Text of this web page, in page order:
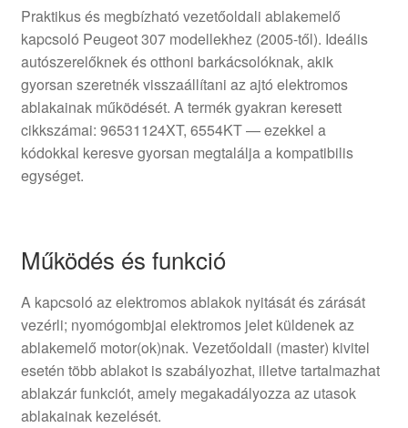
Praktikus és megbízható vezetőoldali ablakemelő
kapcsoló Peugeot 307 modellekhez (2005-től). Ideális
autószerelőknek és otthoni barkácsolóknak, akik
gyorsan szeretnék visszaállítani az ajtó elektromos
ablakainak működését. A termék gyakran keresett
cikkszámai: 96531124XT, 6554KT — ezekkel a
kódokkal keresve gyorsan megtalálja a kompatibilis
egységet.
Működés és funkció
A kapcsoló az elektromos ablakok nyitását és zárását
vezérli; nyomógombjai elektromos jelet küldenek az
ablakemelő motor(ok)nak. Vezetőoldali (master) kivitel
esetén több ablakot is szabályozhat, illetve tartalmazhat
ablakzár funkciót, amely megakadályozza az utasok
ablakainak kezelését.